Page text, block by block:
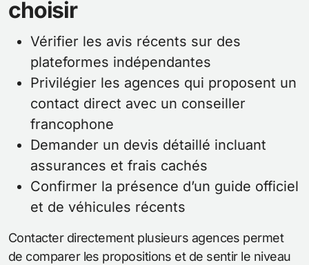
choisir
Vérifier les avis récents sur des
plateformes indépendantes
Privilégier les agences qui proposent un
contact direct avec un conseiller
francophone
Demander un devis détaillé incluant
assurances et frais cachés
Confirmer la présence d’un guide officiel
et de véhicules récents
Contacter directement plusieurs agences permet
de comparer les propositions et de sentir le niveau